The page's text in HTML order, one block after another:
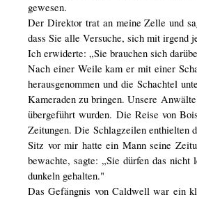
gewesen.
Der Direktor trat an meine Zelle und
dass Sie alle Versuche, sich mit irgend
Ich erwiderte: „Sie brauchen sich
Nach einer Weile kam er mit einer
herausgenommen und die Schachtel
Kameraden zu bringen. Unsere
übergeführt wurden. Die Reise von
Zeitungen. Die Schlagzeilen enthielten
Sitz vor mir hatte ein Mann seine
bewachte, sagte: „Sie dürfen das
dunkeln gehalten."
Das Gefängnis von Caldwell war ein